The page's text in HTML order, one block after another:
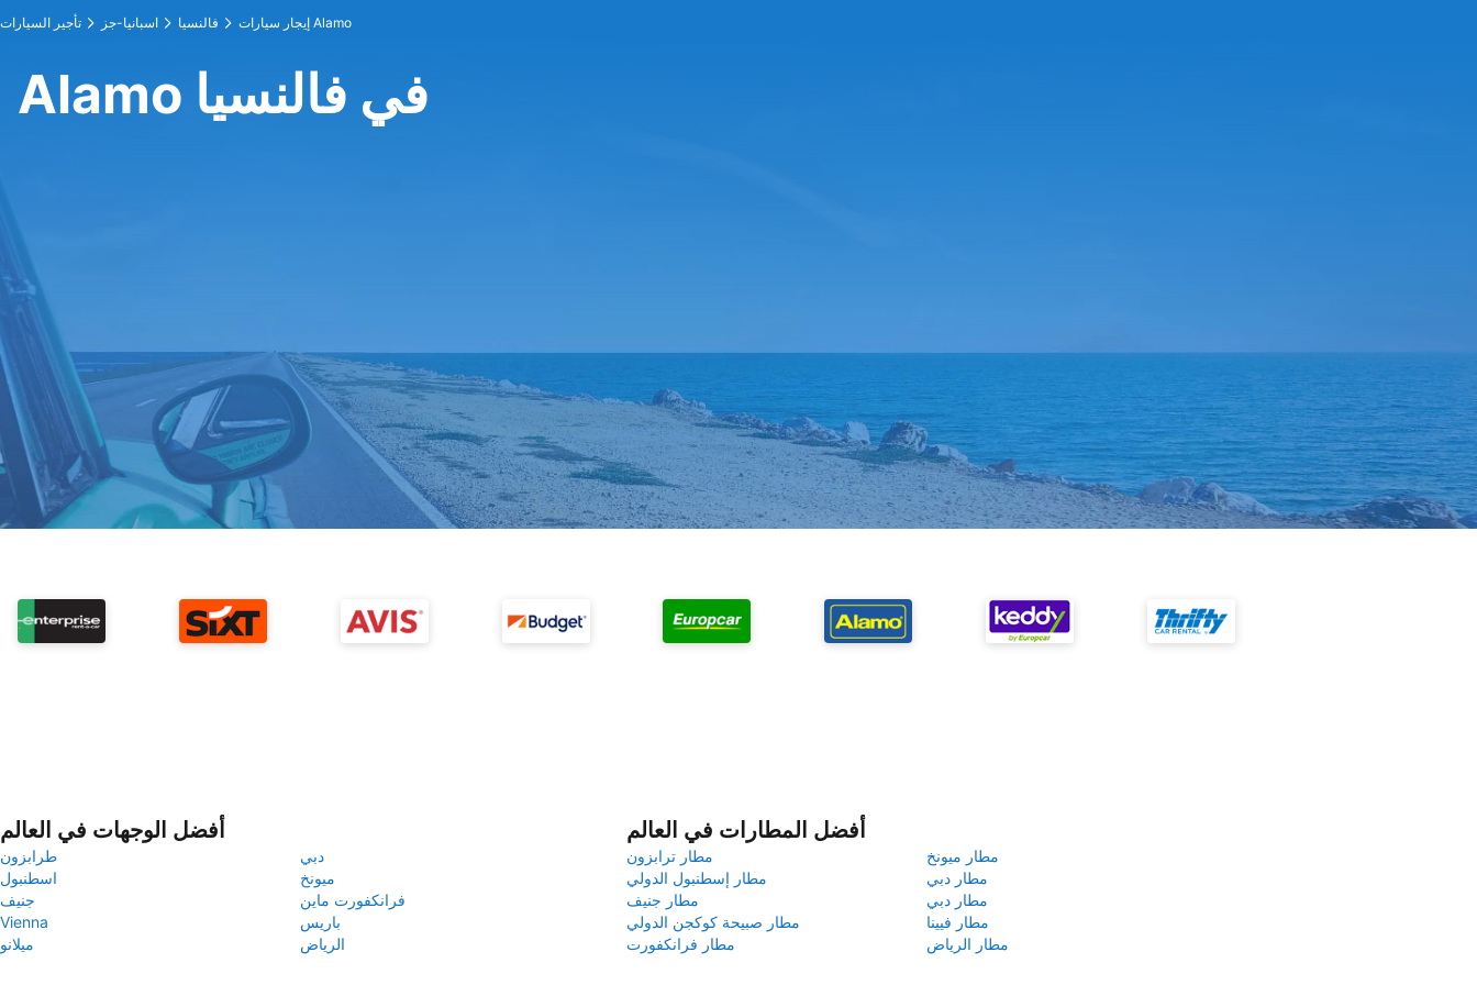
تأجير السيارات اسبانيا-جز فالنسيا إيجار سيارات Alamo
Alamo في فالنسيا
أفضل الوجهات في العالم
طرابزون
دبي
اسطنبول
ميونخ
جنيف
فرانكفورت ماين
Vienna
باريس
ميلانو
الرياض
أفضل المطارات في العالم
مطار ترابزون
مطار ميونخ
مطار إسطنبول الدولي
مطار دبي
مطار جنيف
مطار دبي
مطار صبيحة كوكجن الدولي
مطار فيينا
مطار فرانكفورت
مطار الرياض